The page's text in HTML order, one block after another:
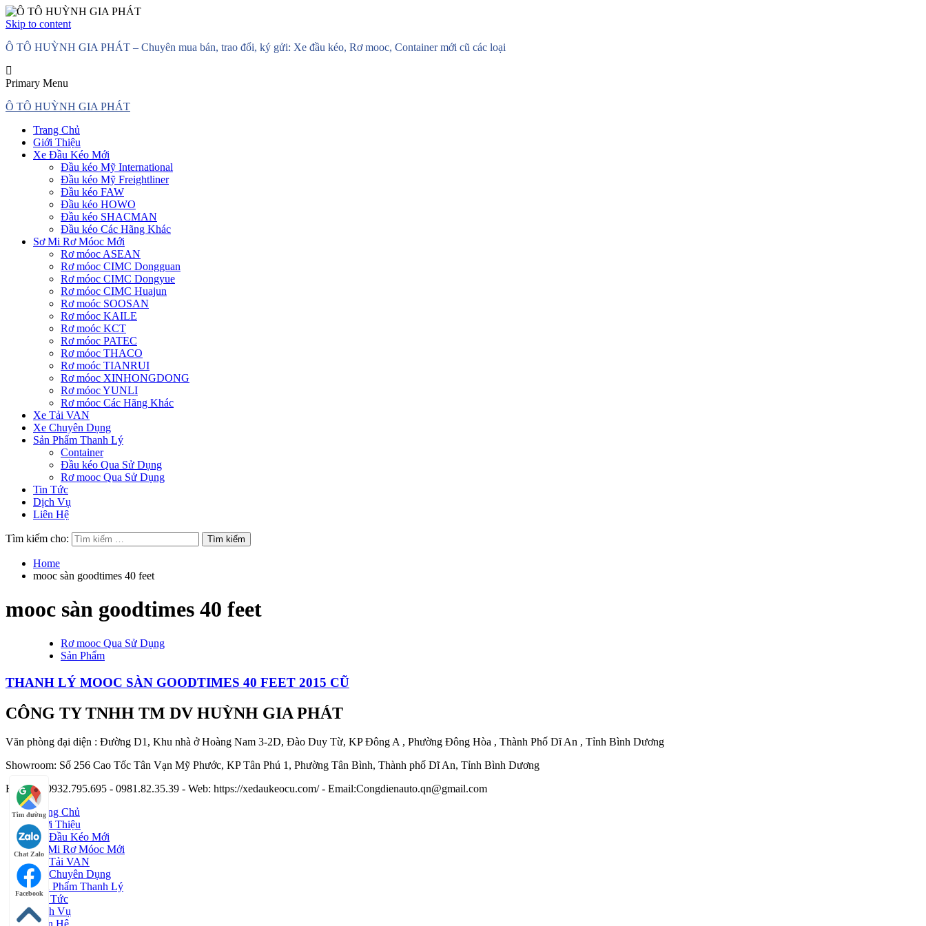
Skip to content
Ô TÔ HUỲNH GIA PHÁT – Chuyên mua bán, trao đổi, ký gửi: Xe đầu kéo, Rơ mooc, Container mới cũ các loại
Primary Menu
Ô TÔ HUỲNH GIA PHÁT
Trang Chủ
Giới Thiệu
Xe Đầu Kéo Mới
Đầu kéo Mỹ International
Đầu kéo Mỹ Freightliner
Đầu kéo FAW
Đầu kéo HOWO
Đầu kéo SHACMAN
Đầu kéo Các Hãng Khác
Sơ Mi Rơ Móoc Mới
Rơ móoc ASEAN
Rơ móoc CIMC Dongguan
Rơ móoc CIMC Dongyue
Rơ móoc CIMC Huajun
Rơ moóc SOOSAN
Rơ móoc KAILE
Rơ moóc KCT
Rơ móoc PATEC
Rơ móoc THACO
Rơ moóc TIANRUI
Rơ móoc XINHONGDONG
Rơ móoc YUNLI
Rơ móoc Các Hãng Khác
Xe Tải VAN
Xe Chuyên Dụng
Sản Phẩm Thanh Lý
Container
Đầu kéo Qua Sử Dụng
Rơ mooc Qua Sử Dụng
Tin Tức
Dịch Vụ
Liên Hệ
Tìm kiếm cho:
Home
mooc sàn goodtimes 40 feet
mooc sàn goodtimes 40 feet
Rơ mooc Qua Sử Dụng
Sản Phẩm
THANH LÝ MOOC SÀN GOODTIMES 40 FEET 2015 CŨ
CÔNG TY TNHH TM DV HUỲNH GIA PHÁT
Văn phòng đại diện : Đường D1, Khu nhà ở Hoàng Nam 3-2D, Đào Duy Từ, KP Đông A , Phường Đông Hòa , Thành Phố Dĩ An , Tỉnh Bình Dương
Showroom: Số 256 Cao Tốc Tân Vạn Mỹ Phước, KP Tân Phú 1, Phường Tân Bình, Thành phố Dĩ An, Tỉnh Bình Dương
Hotline : 0932.795.695 - 0981.82.35.39 - Web: https://xedaukeocu.com/ - Email:Congdienauto.qn@gmail.com
Tìm đường
Chat Zalo
Facebook
Trang Chủ
Giới Thiệu
Xe Đầu Kéo Mới
Sơ Mi Rơ Móoc Mới
Xe Tải VAN
Xe Chuyên Dụng
Sản Phẩm Thanh Lý
Tin Tức
Dịch Vụ